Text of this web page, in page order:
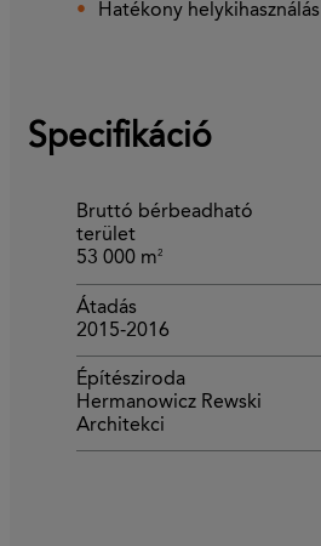
Hatékony helykihasználás
Specifikáció
Bruttó bérbeadható
terület
53 000 m2
Átadás
2015-2016
Építésziroda
Hermanowicz Rewski
Architekci